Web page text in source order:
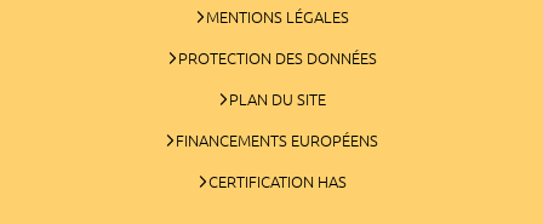
MENTIONS LÉGALES
PROTECTION DES DONNÉES
PLAN DU SITE
FINANCEMENTS EUROPÉENS
CERTIFICATION HAS